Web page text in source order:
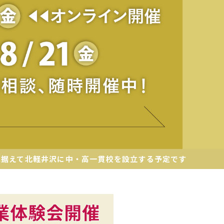
えて北軽井沢に中・高一貫校を設立する予定です